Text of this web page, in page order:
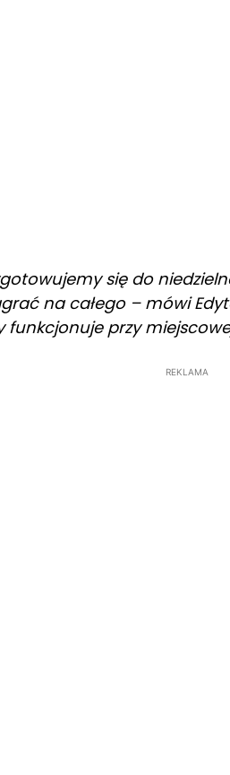
się do
na całego – mówi
funkcjonuje przy
REKLAMA